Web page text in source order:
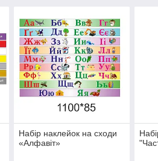
Набір наклейок на сходи
«Алфавіт»